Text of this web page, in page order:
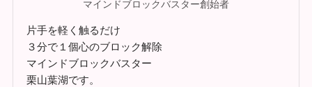
マインドブロックバスター創始者
片手を軽く触るだけ
３分で１個心のブロック解除
マインドブロックバスター
栗山葉湖です。